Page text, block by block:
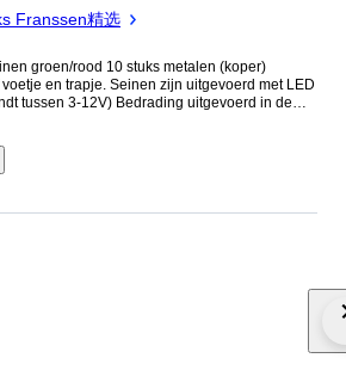
Franssen精选
stuks metalen (koper)
en trapje. Seinen zijn uitgevoerd met LED
tussen 3-12V) Bedrading uitgevoerd in de
De leds branden op zowel
gelijkstroom is beter omdat de leds dan veel